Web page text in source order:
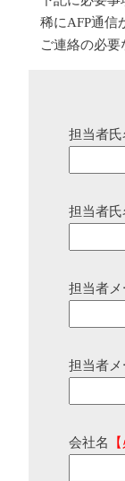
稀にAFP通信
ご連絡の必
担当者氏
担当者氏
担当者メ
担当者メ
会社名